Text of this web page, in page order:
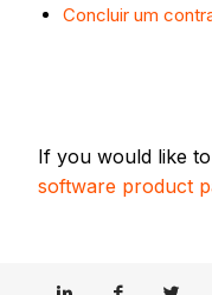
Concluir um
If you would like
software product